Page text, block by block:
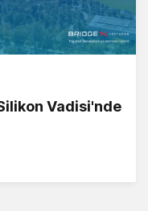
Vadisi'nde